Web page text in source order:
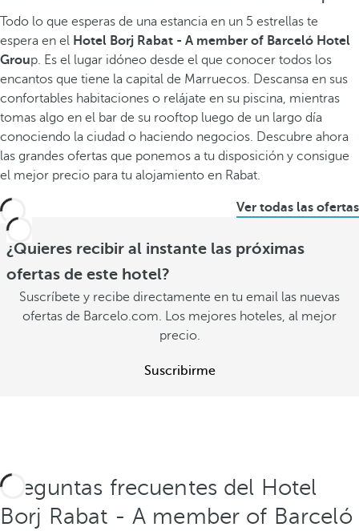
Todo lo que esperas de una estancia en un 5 estrellas te
espera en el Hotel Borj Rabat - A member of Barceló Hotel
Group. Es el lugar idóneo desde el que conocer todos los
encantos que tiene la capital de Marruecos. Descansa en sus
confortables habitaciones o relájate en su piscina, mientras
tomas algo en el bar de su rooftop luego de un largo día
conociendo la ciudad o haciendo negocios. Descubre ahora
las grandes ofertas que ponemos a tu disposición y consigue
el mejor precio para tu alojamiento en Rabat.
Ver todas las ofertas
¿Quieres recibir al instante las próximas
ofertas de este hotel?
Suscríbete y recibe directamente en tu email las nuevas
ofertas de Barcelo.com. Los mejores hoteles, al mejor
precio.
Suscribirme
Preguntas frecuentes del Hotel
Borj Rabat - A member of Barceló